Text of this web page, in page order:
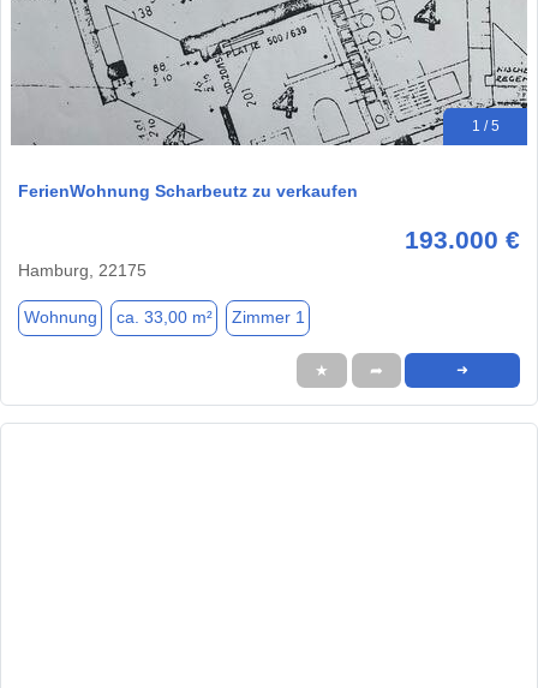
1 / 5
FerienWohnung Scharbeutz zu verkaufen
193.000 €
Hamburg, 22175
Wohnung ca. 33,00 m² Zimmer 1
★ ➦ ➜